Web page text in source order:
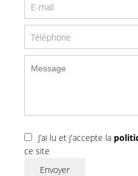
J’ai lu et j'accepte la
ce site
Envoyer